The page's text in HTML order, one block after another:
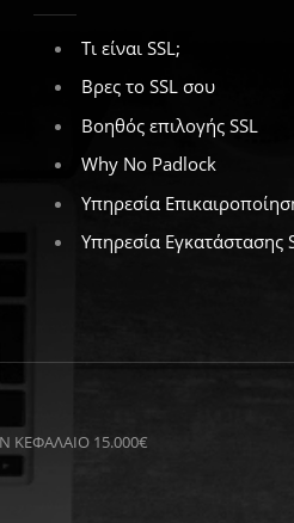
Τι είναι SSL;
Βρες το SSL σου
Βοηθός επιλογής SSL
Why No Padlock
Υπηρεσία
Υπηρεσία Εγκατάστασης
ΚΕΦΑΛΑΙΟ 15.000€